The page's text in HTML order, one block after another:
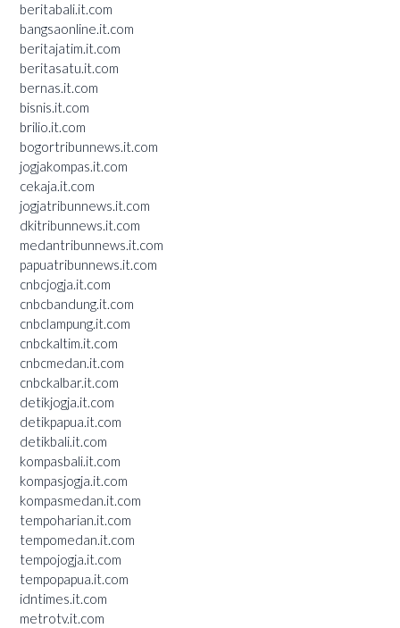
beritabali.it.com
bangsaonline.it.com
beritajatim.it.com
beritasatu.it.com
bernas.it.com
bisnis.it.com
brilio.it.com
bogortribunnews.it.com
jogjakompas.it.com
cekaja.it.com
jogjatribunnews.it.com
dkitribunnews.it.com
medantribunnews.it.com
papuatribunnews.it.com
cnbcjogja.it.com
cnbcbandung.it.com
cnbclampung.it.com
cnbckaltim.it.com
cnbcmedan.it.com
cnbckalbar.it.com
detikjogja.it.com
detikpapua.it.com
detikbali.it.com
kompasbali.it.com
kompasjogja.it.com
kompasmedan.it.com
tempoharian.it.com
tempomedan.it.com
tempojogja.it.com
tempopapua.it.com
idntimes.it.com
metrotv.it.com